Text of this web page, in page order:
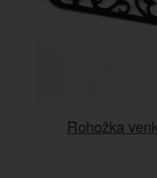
Rohožka